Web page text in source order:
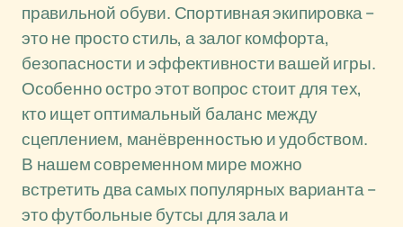
правильной обуви. Спортивная экипировка –
это не просто стиль, а залог комфорта,
безопасности и эффективности вашей игры.
Особенно остро этот вопрос стоит для тех,
кто ищет оптимальный баланс между
сцеплением, манёвренностью и удобством.
В нашем современном мире можно
встретить два самых популярных варианта –
это футбольные бутсы для зала и